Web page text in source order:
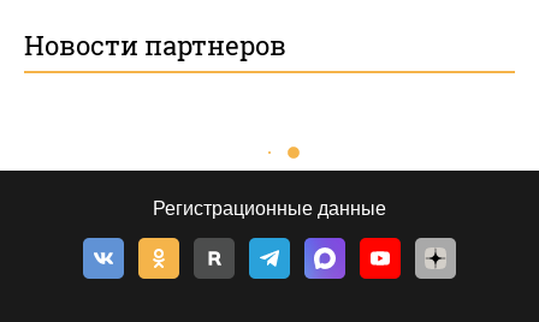
Новости партнеров
Регистрационные данные